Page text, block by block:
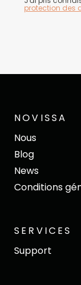
protection des
NOVISSA
Nous
Blog
News
Conditions
SERVICES
Support